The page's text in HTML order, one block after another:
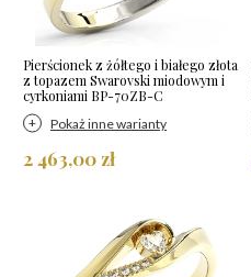
Pierścionek z żółtego i białego złota
z topazem Swarovski miodowym i
cyrkoniami BP-70ZB-C
Pokaż inne warianty
2 463,00 zł